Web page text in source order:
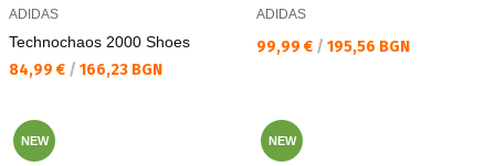
ADIDAS
Technochaos 2000 Shoes
Текуща цена:
84,99 € / 166,23 BGN
ADIDAS
Текуща цена:
99,99 € / 195,56 BGN
NEW NEW